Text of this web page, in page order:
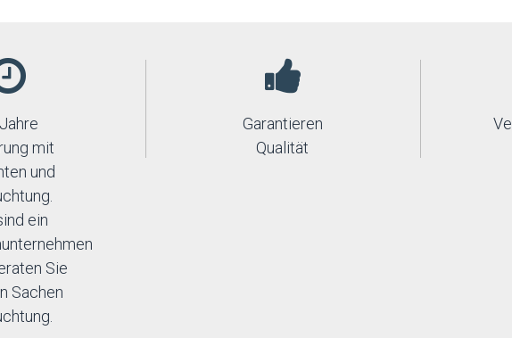
mit
und
ein
Sie
Sachen
Garantieren
Qualität